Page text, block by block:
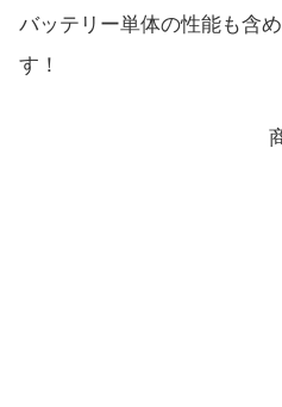
バッテリー単体の性能も含
す！